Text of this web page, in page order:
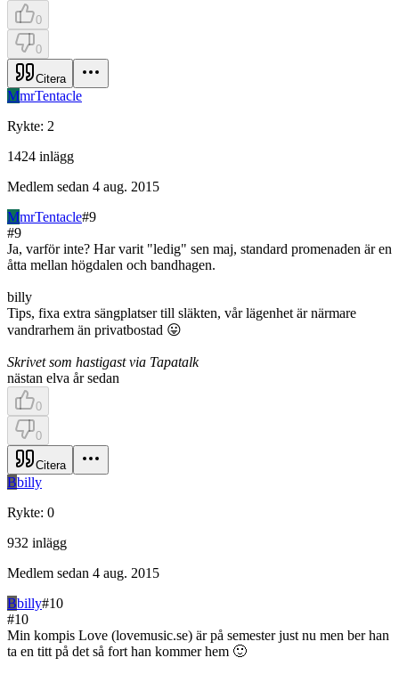
0
0
Citera
MmrTentacle
Rykte: 2
1424 inlägg
Medlem sedan 4 aug. 2015
MmrTentacle#9
#9
Ja, varför inte? Har varit "ledig" sen maj, standard promenaden är en
åtta mellan högdalen och bandhagen.
billy
Tips, fixa extra sängplatser till släkten, vår lägenhet är närmare
vandrarhem än privatbostad 😛
Skrivet som hastigast via Tapatalk
nästan elva år sedan
0
0
Citera
Bbilly
Rykte: 0
932 inlägg
Medlem sedan 4 aug. 2015
Bbilly#10
#10
Min kompis Love (lovemusic.se) är på semester just nu men ber han
ta en titt på det så fort han kommer hem 🙂